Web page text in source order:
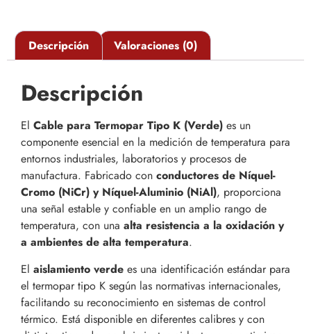
Descripción Valoraciones (0)
Descripción
El Cable para Termopar Tipo K (Verde) es un
componente esencial en la medición de temperatura para
entornos industriales, laboratorios y procesos de
manufactura. Fabricado con conductores de Níquel-
Cromo (NiCr) y Níquel-Aluminio (NiAl), proporciona
una señal estable y confiable en un amplio rango de
temperatura, con una alta resistencia a la oxidación y
a ambientes de alta temperatura.
El aislamiento verde es una identificación estándar para
el termopar tipo K según las normativas internacionales,
facilitando su reconocimiento en sistemas de control
térmico. Está disponible en diferentes calibres y con